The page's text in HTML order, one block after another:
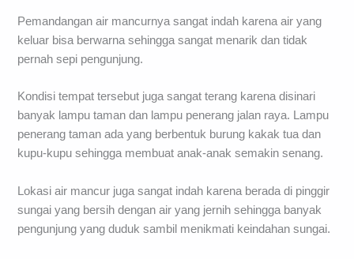
Pemandangan air mancurnya sangat indah karena air yang
keluar bisa berwarna sehingga sangat menarik dan tidak
pernah sepi pengunjung.
Kondisi tempat tersebut juga sangat terang karena disinari
banyak lampu taman dan lampu penerang jalan raya. Lampu
penerang taman ada yang berbentuk burung kakak tua dan
kupu-kupu sehingga membuat anak-anak semakin senang.
Lokasi air mancur juga sangat indah karena berada di pinggir
sungai yang bersih dengan air yang jernih sehingga banyak
pengunjung yang duduk sambil menikmati keindahan sungai.